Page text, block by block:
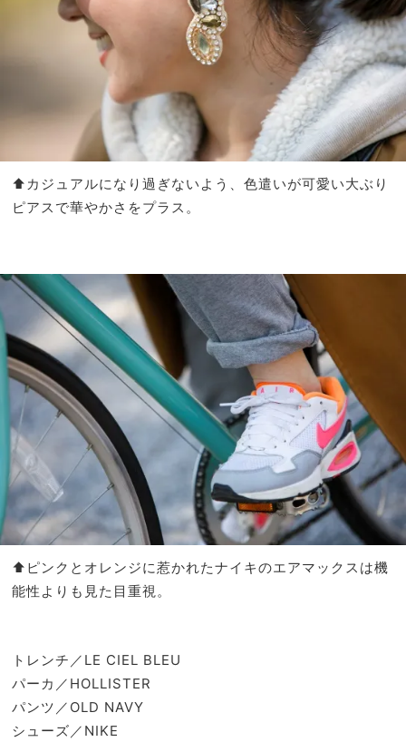
⬆︎カジュアルになり過ぎないよう、色遣いが可愛い大ぶり
ピアスで華やかさをプラス。
⬆︎ピンクとオレンジに惹かれたナイキのエアマックスは機
能性よりも見た目重視。
トレンチ／LE CIEL BLEU
パーカ／HOLLISTER
パンツ／OLD NAVY
シューズ／NIKE